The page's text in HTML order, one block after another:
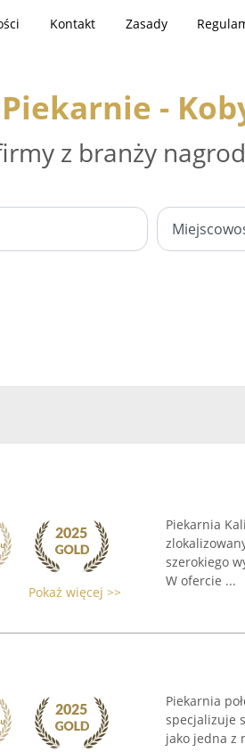
Kontakt Zasady
Piekarnie -
z branży
Pokaż więcej >>
Piekarnia
szerokiego
W ofercie ...
Piekarnia
specjalizuje
jako jedna z